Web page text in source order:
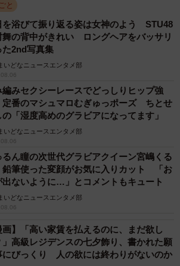
ズ（河合楽器製作所提供）
どでピアノのそばにいるとき、地震
は家具が動いてしまうのと同じで、
と
を浴びて振り返る姿は女神のよう STU48
舞の背中がきれい ロングヘアをバッサリ
た2nd写真集
いどなニュースエンタメ部
編みセクシーレースでどっしりヒップ強
番のマシュマロむぎゅっポーズ ちとせ
の「湿度高めのグラビアになってます」
いどなニュースエンタメ部
るん瞳の次世代グラビアクイーン宮嶋くる
筆使った変顔がお気に入りカット 「お
出ないように…」とコメントもキュート
いどなニュースエンタメ部
画】「高い家賃を払えるのに、まだ欲し
」高級レジデンスの七夕飾り、書かれた願
にびっくり 人の欲には終わりがないのか